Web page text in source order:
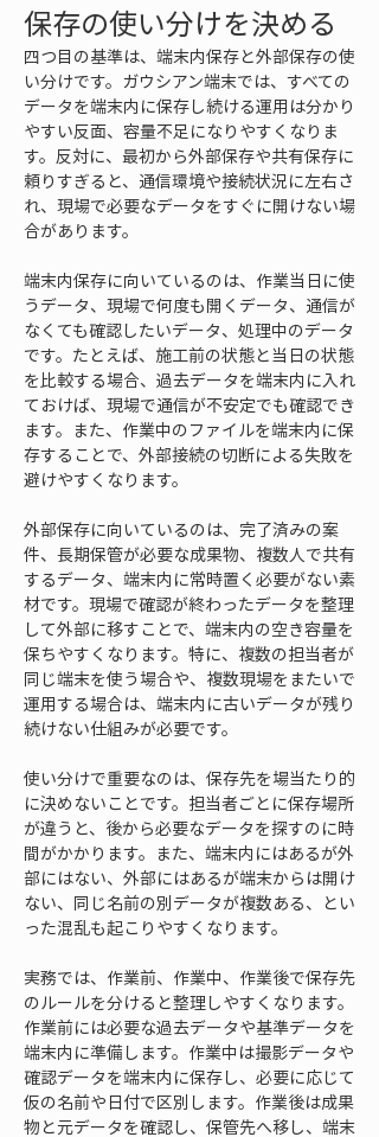
保存の使い分けを決める
四つ目の基準は、端末内保存と外部保存の使
い分けです。ガウシアン端末では、すべての
データを端末内に保存し続ける運用は分かり
やすい反面、容量不足になりやすくなりま
す。反対に、最初から外部保存や共有保存に
頼りすぎると、通信環境や接続状況に左右さ
れ、現場で必要なデータをすぐに開けない場
合があります。
端末内保存に向いているのは、作業当日に使
うデータ、現場で何度も開くデータ、通信が
なくても確認したいデータ、処理中のデータ
です。たとえば、施工前の状態と当日の状態
を比較する場合、過去データを端末内に入れ
ておけば、現場で通信が不安定でも確認でき
ます。また、作業中のファイルを端末内に保
存することで、外部接続の切断による失敗を
避けやすくなります。
外部保存に向いているのは、完了済みの案
件、長期保管が必要な成果物、複数人で共有
するデータ、端末内に常時置く必要がない素
材です。現場で確認が終わったデータを整理
して外部に移すことで、端末内の空き容量を
保ちやすくなります。特に、複数の担当者が
同じ端末を使う場合や、複数現場をまたいで
運用する場合は、端末内に古いデータが残り
続けない仕組みが必要です。
使い分けで重要なのは、保存先を場当たり的
に決めないことです。担当者ごとに保存場所
が違うと、後から必要なデータを探すのに時
間がかかります。また、端末内にはあるが外
部にはない、外部にはあるが端末からは開け
ない、同じ名前の別データが複数ある、とい
った混乱も起こりやすくなります。
実務では、作業前、作業中、作業後で保存先
のルールを分けると整理しやすくなります。
作業前には必要な過去データや基準データを
端末内に準備します。作業中は撮影データや
確認データを端末内に保存し、必要に応じて
仮の名前や日付で区別します。作業後は成果
物と元データを確認し、保管先へ移し、端末